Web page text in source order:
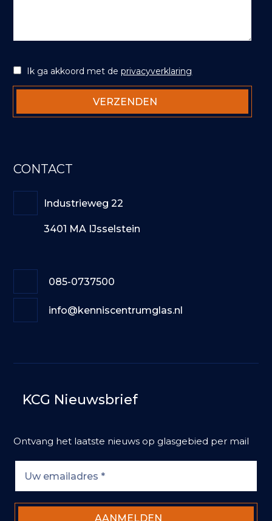
Ik ga akkoord met deprivacyverklaring
CONTACT
Industrieweg 22
3401 MA IJsselstein
085-0737500
info@kenniscentrumglas.nl
KCG Nieuwsbrief
Ontvang het laatste nieuws op glasgebied per mail